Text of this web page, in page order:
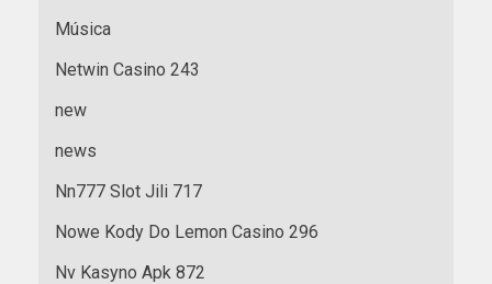
Música
Netwin Casino 243
new
news
Nn777 Slot Jili 717
Nowe Kody Do Lemon Casino 296
Nv Kasyno Apk 872